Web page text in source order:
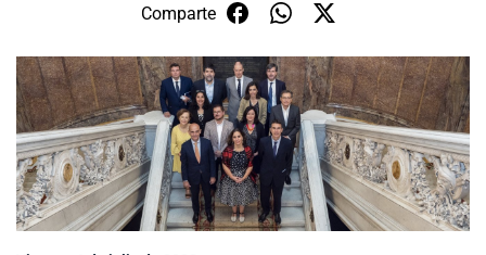
Embajadas y consulados
Servicios ciudadanos
Subsecretaría de Relaciones Económicas
Internacionales
Sala de prensa
Comparte